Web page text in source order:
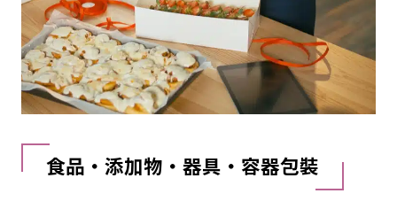
食品・添加物・器具・容器包裝